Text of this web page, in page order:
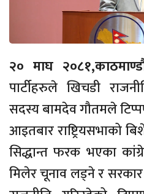
२० माघ
पार्टीहरुले खिचडी
सदस्य बामदेव गौतमले
आइतबार राष्ट्रियसभाको
सिद्धान्त फरक भएका
मिलेर चूनाव लड्ने र